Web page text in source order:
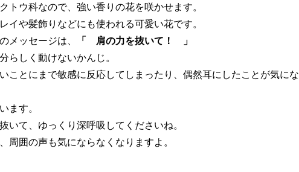
トウ科なので、強い香りの花を咲かせます。
イや髪飾りなどにも使われる可愛い花です。
メッセージは、
「 肩の力を抜いて！ 」
らしく動けないかんじ。
ことにまで敏感に反応してしまったり、偶然耳にしたことが気にな
ます。
いて、ゆっくり深呼吸してくださいね。
周囲の声も気にならなくなりますよ。